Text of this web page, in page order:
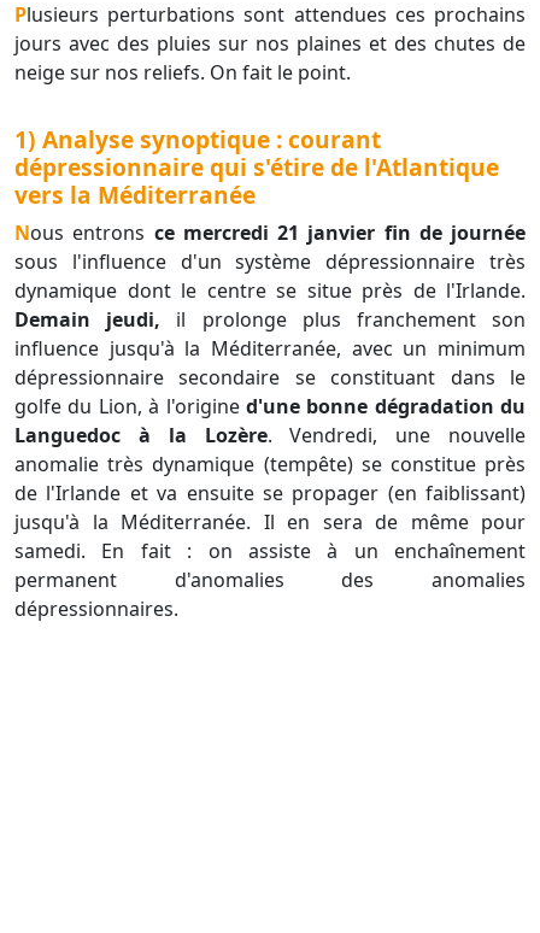
Plusieurs perturbations sont attendues ces prochains
jours avec des pluies sur nos plaines et des chutes de
neige sur nos reliefs. On fait le point.
1) Analyse synoptique : courant
dépressionnaire qui s'étire de l'Atlantique
vers la Méditerranée
Nous entrons ce mercredi 21 janvier fin de journée
sous l'influence d'un système dépressionnaire très
dynamique dont le centre se situe près de l'Irlande.
Demain jeudi, il prolonge plus franchement son
influence jusqu'à la Méditerranée, avec un minimum
dépressionnaire secondaire se constituant dans le
golfe du Lion, à l'origine d'une bonne dégradation du
Languedoc à la Lozère. Vendredi, une nouvelle
anomalie très dynamique (tempête) se constitue près
de l'Irlande et va ensuite se propager (en faiblissant)
jusqu'à la Méditerranée. Il en sera de même pour
samedi. En fait : on assiste à un enchaînement
permanent d'anomalies des anomalies
dépressionnaires.